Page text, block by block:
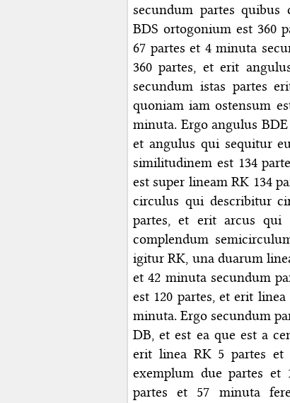
secundum partes
BDS ortogonium est 360
67 partes et 4 minuta
360 partes, et erit
secundum istas partes
quoniam iam ostensum
minuta. Ergo angulus
et angulus qui sequitur
similitudinem est 134
est super lineam RK 134
circulus qui describitur
partes, et erit arcus qui
complendum
igitur RK, una duarum
et 42 minuta secundum
est 120 partes, et erit
minuta. Ergo secundum
DB, et est ea que est a
erit linea RK 5 partes
exemplum due partes
partes et 57 minuta